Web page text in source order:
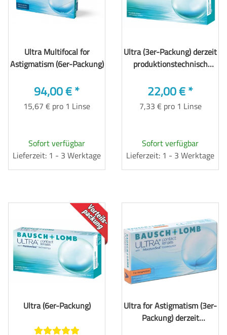
Ultra Multifocal for
Astigmatism (6er-Packung)
94,00 €*
15,67 € pro 1 Linse
Sofort verfügbar
Lieferzeit: 1 - 3 Werktage
Ultra (3er-Packung) derzeit
produktionstechnisch
22,00 €*
7,33 € pro 1 Linse
Sofort verfügbar
Lieferzeit: 1 - 3 Werktage
TOP
Ultra (6er-Packung)
Ultra for Astigmatism (3er-
Packung) derzeit